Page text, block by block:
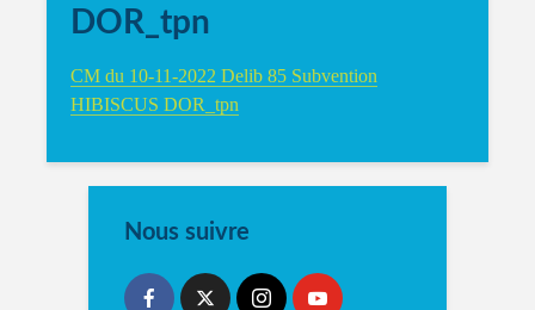
DOR_tpn
CM du 10-11-2022 Delib 85 Subvention
HIBISCUS DOR_tpn
Nous suivre